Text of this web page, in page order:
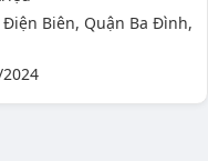
Biên, Quận Ba Đình,